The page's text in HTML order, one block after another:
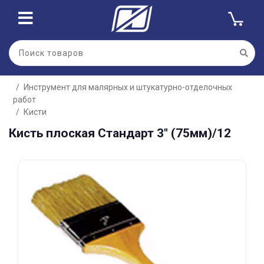
Инструмент для малярных и штукатурно-отделочных
работ
Кисти
Кисть плоская Стандарт 3" (75мм)/12
Для клиентов всех банков
Разбейте
оплату
без переплат
График платежей
Сегодня